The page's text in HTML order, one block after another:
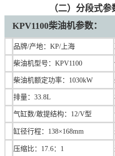
（二）分段式
KPV1100柴油机参数：
品牌/产地：KP/上海
柴油机型号：KPV1100
柴油机额定功率：1030kW
排量：33.8L
气缸数/敢提结构：12/V型
缸径行程：138×168mm
压缩比：17.6：1